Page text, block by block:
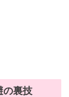
の裏技